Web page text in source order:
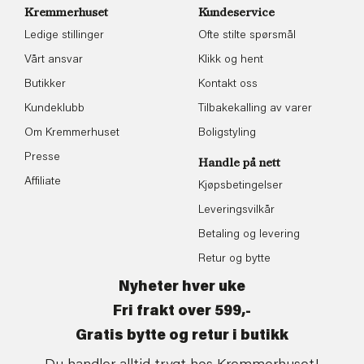
Kremmerhuset
Ledige stillinger
Vårt ansvar
Butikker
Kundeklubb
Om Kremmerhuset
Presse
Affiliate
Kundeservice
Ofte stilte spørsmål
Klikk og hent
Kontakt oss
Tilbakekalling av varer
Boligstyling
Handle på nett
Kjøpsbetingelser
Leveringsvilkår
Betaling og levering
Retur og bytte
Nyheter hver uke
Fri frakt over 599,-
Gratis bytte og retur i butikk